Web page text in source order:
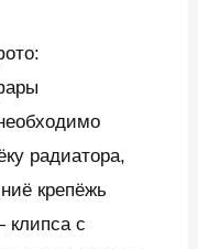
радиатора,
крепёжь
с